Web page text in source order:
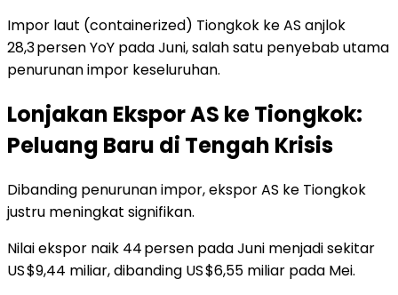
Impor laut (containerized) Tiongkok ke AS anjlok
28,3 persen YoY pada Juni, salah satu penyebab utama
penurunan impor keseluruhan.
Lonjakan Ekspor AS ke Tiongkok:
Peluang Baru di Tengah Krisis
Dibanding penurunan impor, ekspor AS ke Tiongkok
justru meningkat signifikan.
Nilai ekspor naik 44 persen pada Juni menjadi sekitar
US $9,44 miliar, dibanding US $6,55 miliar pada Mei.